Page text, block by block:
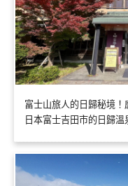
富士山旅人的日歸秘境！
日本富士吉田市的日歸溫